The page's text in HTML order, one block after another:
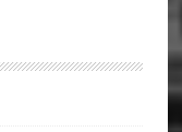
kan